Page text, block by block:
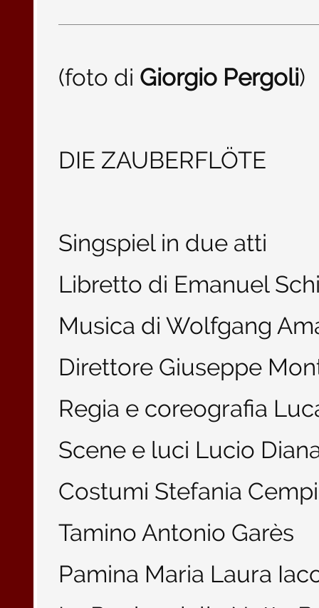
(foto di Giorgio Pergoli)
DIE ZAUBERFLÖTE
Singspiel in due atti
Libretto di Emanuel
Musica di Wolfgang
Direttore Giuseppe
Regia e coreografia
Scene e luci Lucio
Costumi Stefania
Tamino Antonio Garès
Pamina Maria Laura